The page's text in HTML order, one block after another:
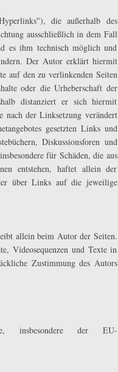
die außerhalb des
ausschließlich in dem Fall
es ihm technisch möglich und
Der Autor erklärt hiermit
auf den zu verlinkenden Seiten
oder die Urheberschaft der
distanziert er sich hiermit
der Linksetzung verändert
gesetzten Links und
Diskussionsforen und
für Schäden, die aus
entstehen, haftet allein der
über Links auf die jeweilige
allein beim Autor der Seiten.
Videosequenzen und Texte in
Zustimmung des Autors
insbesondere der EU-